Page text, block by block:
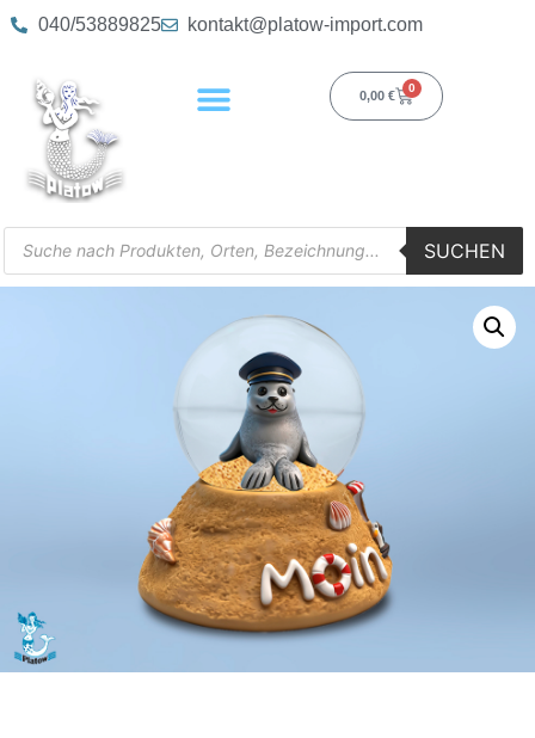
040/53889825 kontakt@platow-import.com
0,00 €
0
SUCHEN